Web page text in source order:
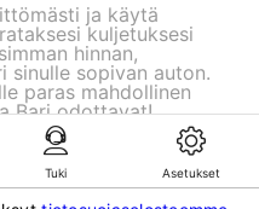
Tuki Asetukset
ja käytä
kuljetuksesi
hinnan,
sinulle sopivan auton.
paras mahdollinen
Bari odottavat!
of KG GLOBAL LIMITED.